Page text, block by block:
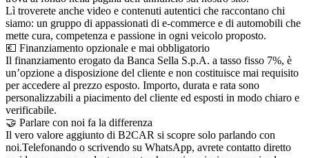
Lì troverete anche video e contenuti autentici che raccontano chi
siamo: un gruppo di appassionati di e-commerce e di automobili che
mette cura, competenza e passione in ogni veicolo proposto.
💶 Finanziamento opzionale e mai obbligatorio
Il finanziamento erogato da Banca Sella S.p.A. a tasso fisso 7%, è
un’opzione a disposizione del cliente e non costituisce mai requisito
per accedere al prezzo esposto. Importo, durata e rata sono
personalizzabili a piacimento del cliente ed esposti in modo chiaro e
verificabile.
🤝 Parlare con noi fa la differenza
Il vero valore aggiunto di B2CAR si scopre solo parlando con
noi.Telefonando o scrivendo su WhatsApp, avrete contatto diretto